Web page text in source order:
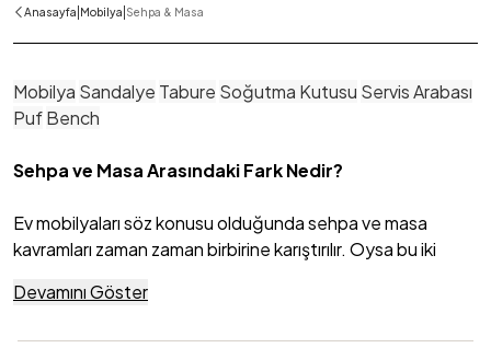
Anasayfa Mobilya Sehpa & Masa
Mobilya Sandalye Tabure Soğutma Kutusu Servis Arabası
PufBench
Sehpa ve Masa Arasındaki Fark Nedir?
Ev mobilyaları söz konusu olduğunda sehpa ve masa
kavramları zaman zaman birbirine karıştırılır. Oysa bu iki
birbirinden belirgin biçimde ayrılır. Doğru seçim yapabilmek
Devamını Göster